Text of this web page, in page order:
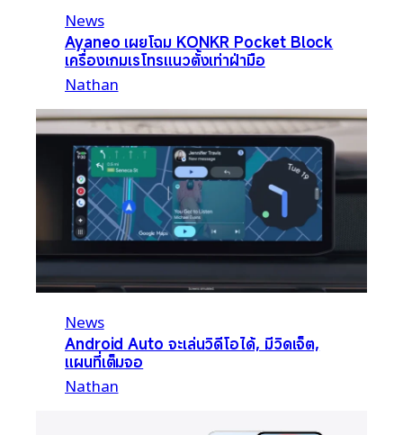
News
Ayaneo เผยโฉม KONKR Pocket Block
เครื่องเกมเรโทรแนวตั้งเท่าฝ่ามือ
Nathan
News
Android Auto จะเล่นวิดีโอได้, มีวิดเจ็ต,
แผนที่เต็มจอ
Nathan